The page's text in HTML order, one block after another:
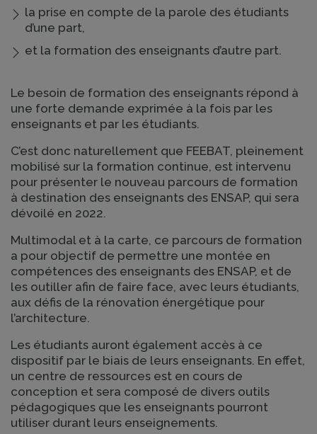
la prise en compte de la parole des étudiants
d’une part,
et la formation des enseignants d’autre part.
Le besoin de formation des enseignants répond à
une forte demande exprimée à la fois par les
enseignants et par les étudiants.
C’est donc naturellement que FEEBAT, pleinement
mobilisé sur la formation continue, est intervenu
pour présenter le nouveau parcours de formation
à destination des enseignants des ENSAP, qui sera
dévoilé en 2022.
Multimodal et à la carte, ce parcours de formation
a pour objectif de permettre une montée en
compétences des enseignants des ENSAP, et de
les outiller afin de faire face, avec leurs étudiants,
aux défis de la rénovation énergétique pour
l’architecture.
Les étudiants auront également accès à ce
dispositif par le biais de leurs enseignants. En effet,
un centre de ressources est en cours de
conception et sera composé de divers outils
pédagogiques que les enseignants pourront
utiliser durant leurs enseignements.